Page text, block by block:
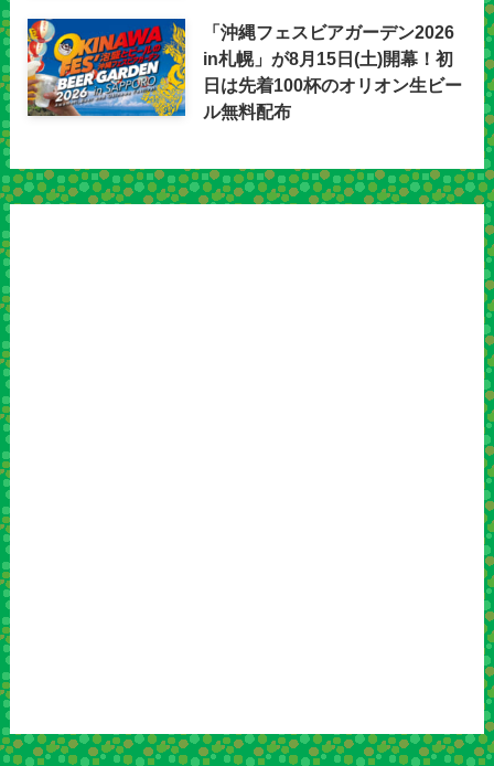
「沖縄フェスビアガーデン2026
in札幌」が8月15日(土)開幕！初
日は先着100杯のオリオン生ビー
ル無料配布